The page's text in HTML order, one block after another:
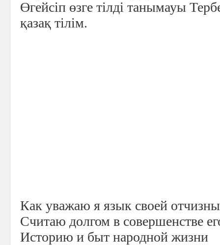
Өгейсіп өзге тілді танымауы
қазақ тілім.
Как уважаю я язык своей
Считаю долгом в совершенстве
Историю и быт народной жизни